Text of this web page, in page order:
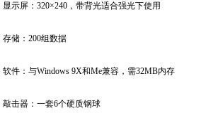
显示屏：320×240，带背光适合强光下使用
存储：200组数据
软件：与Windows 9X和Me兼容，需32MB内存
敲击器：一套6个硬质钢球